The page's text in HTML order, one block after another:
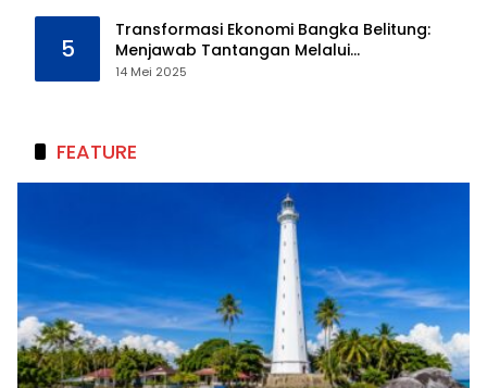
5
Transformasi Ekonomi Bangka Belitung:
Menjawab Tantangan Melalui
Pengelolaan Sumber Daya Alam yang
14 Mei 2025
FEATURE